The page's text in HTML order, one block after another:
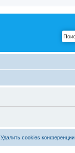
Удалить cookies конференции